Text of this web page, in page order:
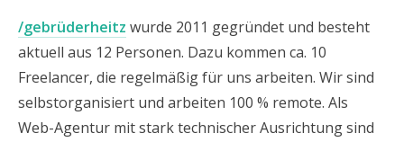
/gebrüderheitz wurde 2011 gegründet und besteht
aktuell aus 12 Personen. Dazu kommen ca. 10
Freelancer, die regelmäßig für uns arbeiten. Wir sind
selbstorganisiert und arbeiten 100 % remote. Als
Web-Agentur mit stark technischer Ausrichtung sind